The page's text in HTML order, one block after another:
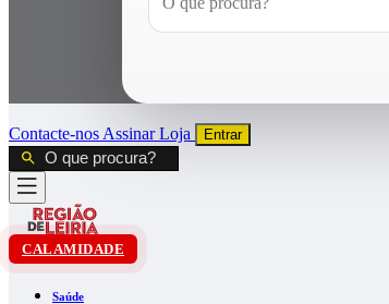
Contacte-nos AssinarLoja Entrar
CALAMIDADE
Saúde